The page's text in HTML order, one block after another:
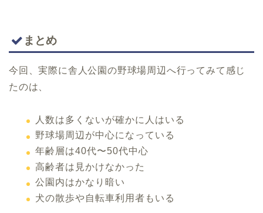
まとめ
今回、実際に舎人公園の野球場周辺へ行ってみて感じ
たのは、
人数は多くないが確かに人はいる
野球場周辺が中心になっている
年齢層は40代〜50代中心
高齢者は見かけなかった
公園内はかなり暗い
犬の散歩や自転車利用者もいる